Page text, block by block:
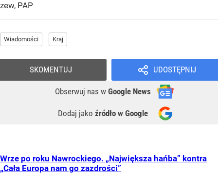
zew, PAP
Wiadomości Kraj
UDOSTĘPNIJ
Obserwuj nas w Google News
Dodaj jako źródło w Google
SKOMENTUJ
Wrze po roku Nawrockiego. „Największa hańba” kontra
„Cała Europa nam go zazdrości”